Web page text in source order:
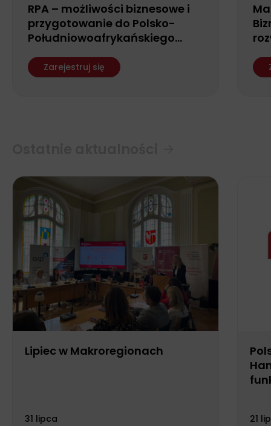
RPA – możliwości biznesowe i
przygotowanie do Polsko-
Południowoafrykańskiego
Zarejestruj się
Lipiec w Makroregionach
31 lipca 21